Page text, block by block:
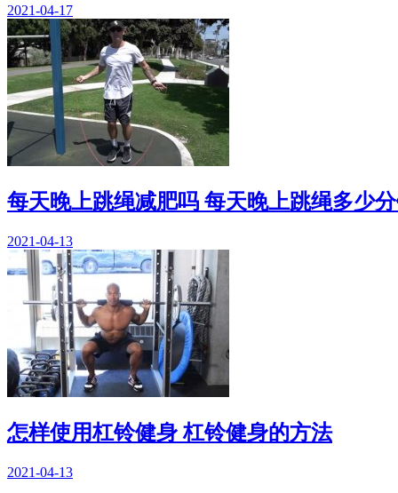
2021-04-17
每天晚上跳绳减肥吗 每天晚上跳绳多少
2021-04-13
怎样使用杠铃健身 杠铃健身的方法
2021-04-13